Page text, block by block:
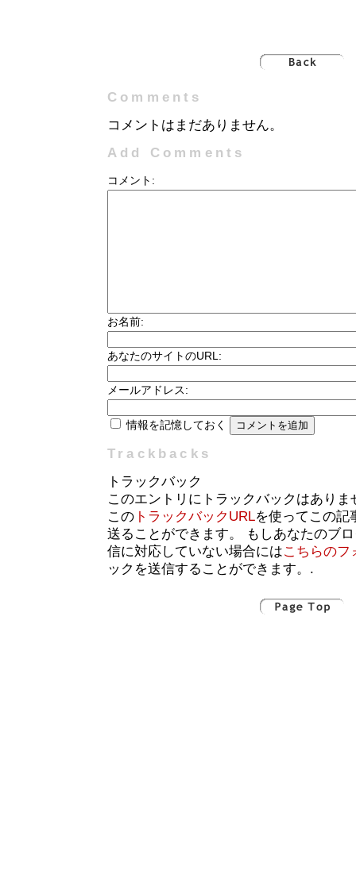
Comments
コメントはまだありません。
Add Comments
コメント:
お名前:
あなたのサイトのURL:
メールアドレス:
情報を記憶しておく
Trackbacks
トラックバック
このエントリにトラックバックはありま
この トラックバックURLを使ってこの記
送ることができます。 もしあなたのブ
信に対応していない場合にはこちらのフ
ックを送信することができます。.